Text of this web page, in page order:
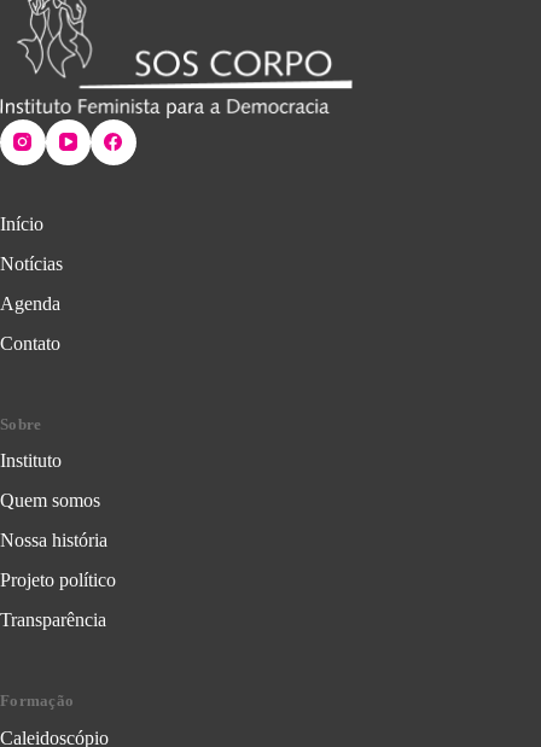
Início
Notícias
Agenda
Contato
Sobre
Instituto
Quem somos
Nossa história
Projeto político
Transparência
Formação
Caleidoscópio